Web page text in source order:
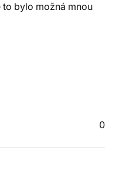
bylo možná mnou
0